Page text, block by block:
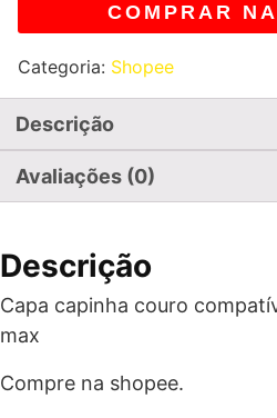
COMPRAR
Categoria: Shopee
Descrição
Avaliações (0)
Descrição
Capa capinha couro
max
Compre na shopee.